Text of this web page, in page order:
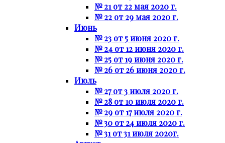
№ 21 от 22 мая 2020 г.
№ 22 от 29 мая 2020 г.
Июнь
№ 23 от 5 июня 2020 г.
№ 24 от 12 июня 2020 г.
№ 25 от 19 июня 2020 г.
№ 26 от 26 июня 2020 г.
Июль
№ 27 от 3 июля 2020 г.
№ 28 от 10 июля 2020 г.
№ 29 от 17 июля 2020 г.
№ 30 от 24 июля 2020 г.
№ 31 от 31 июля 2020г.